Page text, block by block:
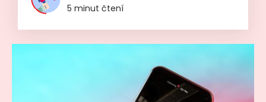
5 minut čtení